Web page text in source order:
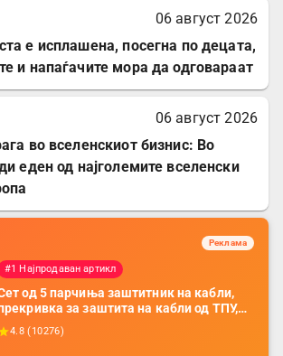
06 август 2026
е исплашена, посегна по децата,
и напаѓачите мора да одговараат
06 август 2026
во вселенскиот бизнис: Во
еден од најголемите вселенски
Реклама
#1 Најпродаван артикл
од 5 парчиња заштитник на кабли,
за заштита на кабли од ТПУ,
додатоци за заштита на кабли, без
батерија, за мобилни телефони, комплет
4.8 ( 10276)